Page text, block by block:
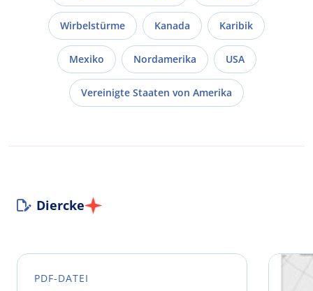
Wirbelstürme Kanada Karibik
Mexiko Nordamerika USA
Vereinigte Staaten von Amerika
Diercke
PDF-DATEI